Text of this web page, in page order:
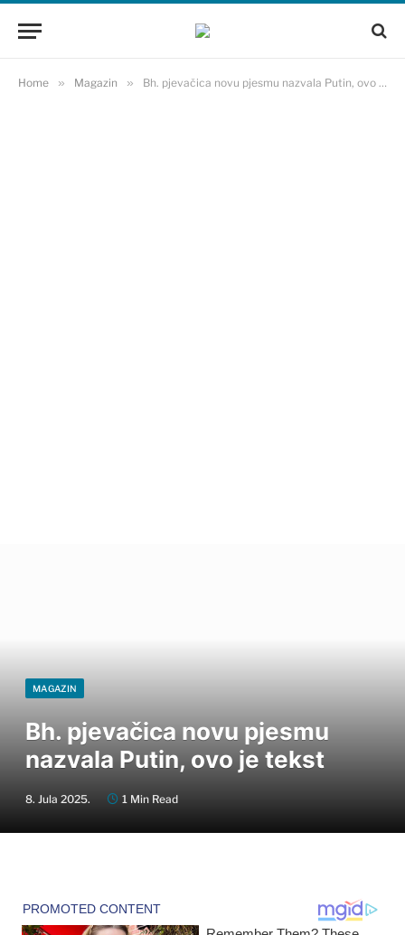
Home » Magazin » Bh. pjevačica novu pjesmu nazvala Putin, ovo je tekst
MAGAZIN
Bh. pjevačica novu pjesmu
nazvala Putin, ovo je tekst
8. Jula 2025. 1 Min Read